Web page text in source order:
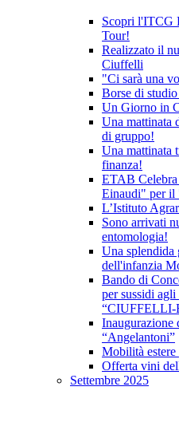
Scopri l'ITCG
Tour!
Realizzato il
Ciuffelli
"Ci sarà una
Borse di
Un Giorno in
Una mattinata
di gruppo!
Una mattinata
finanza!
ETAB
Einaudi" per il
L’Istituto
Sono arrivati
entomologia!
Una splendida
dell'infanzia
Bando di
per sussidi
Inaugurazione
“Angelantoni”
Mobilità estere
Offerta vini
Settembre 2025